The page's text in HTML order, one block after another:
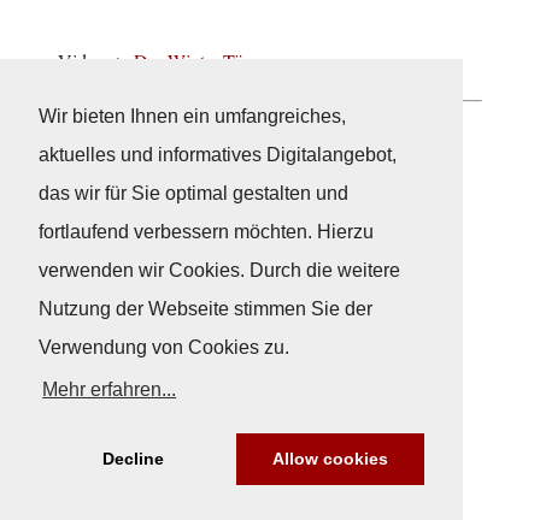
Wir bieten Ihnen ein umfangreiches,
aktuelles und informatives Digitalangebot,
das wir für Sie optimal gestalten und
fortlaufend verbessern möchten. Hierzu
verwenden wir Cookies. Durch die weitere
Nutzung der Webseite stimmen Sie der
Verwendung von Cookies zu.
Mehr erfahren...
Decline Allow cookies
Video: Der Winter-Törn
Neuigkeiten